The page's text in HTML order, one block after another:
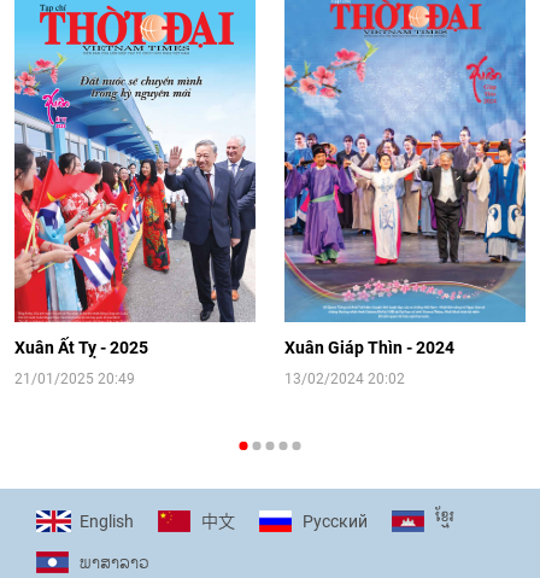
trọng tình cảm của nước Nga
08:02 | 13/06/2026
Video: Cơ hội giao lưu quốc tế cho học
sinh Việt Nam tại trại hè Artek
14:41|12/06/2026
[Video] Đối ngoại nhân dân Thủ đô
hướng tới kết nối hiệu quả nguồn lực
người Việt Nam ở nước ngoài
16:58|10/06/2026
cùng thanh thiếu nhi tiên phong ứng
phó với biến đổi khí hậu
17:07|09/06/2026
Xuân Ất Tỵ - 2025
21/01/2025 20:49
Xuân Giáp Thìn - 2024
13/02/2024 20:02
English 中文 Pусский ខ្មែរ
ພາ​ສາ​ລາວ